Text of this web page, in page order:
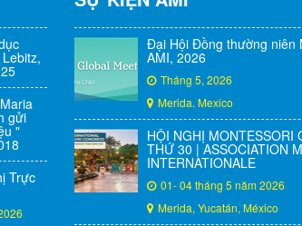
gửi
"
Trực
Đại Hội Đồng thường niên
AMI, 2026
Tháng 5, 2026
Merida. Mexico
HỘI NGHỊ MONTESSORI
THỨ 30 | ASSOCIATION
INTERNATIONALE
01- 04 tháng 5 năm 2026
Merida, Yucatán, México